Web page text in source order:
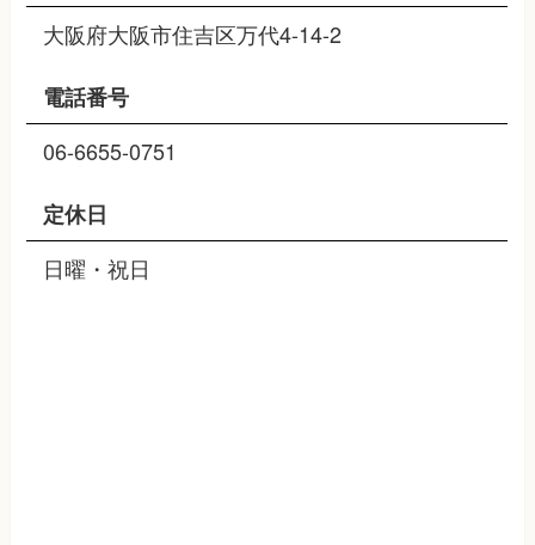
大阪府大阪市住吉区万代4-14-2
電話番号
06-6655-0751
定休日
日曜・祝日